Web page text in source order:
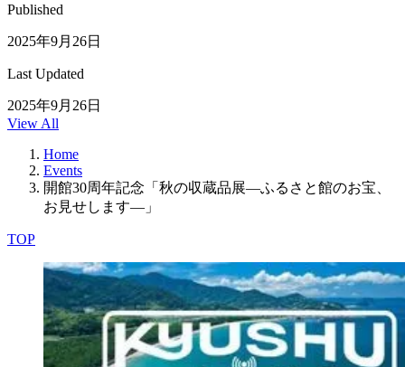
Published
2025年9月26日
Last Updated
2025年9月26日
View All
Home
Events
開館30周年記念「秋の収蔵品展―ふるさと館のお宝、
お見せします―」
TOP